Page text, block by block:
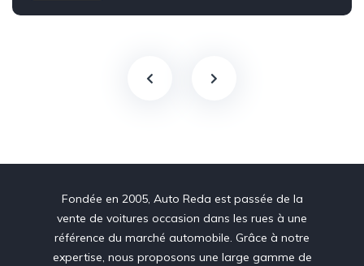
Fondée en 2005, Auto Reda est passée de la
vente de voitures occasion dans les rues à une
référence du marché automobile. Grâce à notre
expertise, nous proposons une large gamme de